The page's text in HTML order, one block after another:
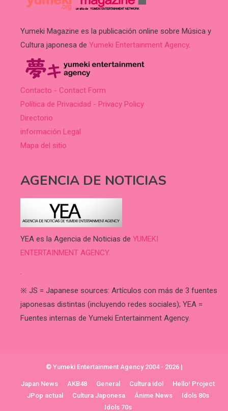
Yumeki Magazine es la publicación online sobre Música y
Cultura japonesa de Yumeki Entertainment Agency.
Contacto - Contact Form
Política de Privacidad - Privacy Policy
Directorio
información Legal
Mapa del sitio
AGENCIA DE NOTICIAS
YEA es la Agencia de Noticias de YUMEKI
ENTERTAINMENT AGENCY.
.
※ JS = Japanese sources: Artículos con más de 3 fuentes
japonesas distintas (incluyendo redes sociales); YEA =
Fuentes internas de Yumeki Entertainment Agency.
© Yumeki Entertainment Agency 2004 - 2026 |
Japan News AKB48 General Cultura idol
Hello! Project
JPop actual
Cultura Japonesa Ánime News
Idols 80s
Idols 70s